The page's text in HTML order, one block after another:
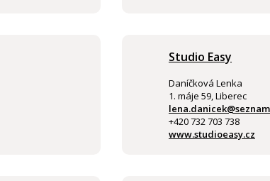
Studio Easy
Daníčková Lenka
1. máje 59, Liberec
+420 732 703 738
www.studioeasy.cz